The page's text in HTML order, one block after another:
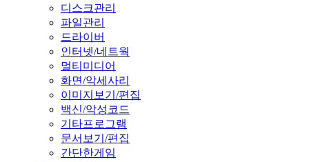
디스크관리
파일관리
드라이버
인터넷/네트웍
멀티미디어
화면/악세사리
이미지보기/편집
백신/악성코드
기타프로그램
문서보기/편집
간단한게임